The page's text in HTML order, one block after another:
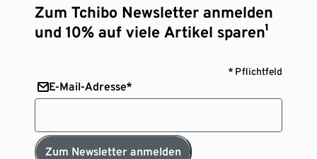
Zum Tchibo Newsletter anmelden
und 10% auf viele Artikel sparen¹
* Pflichtfeld
E-Mail-Adresse*
Zum Newsletter anmelden